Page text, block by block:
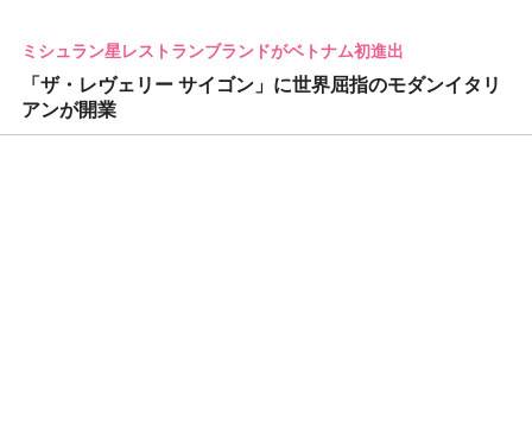
ミシュラン星レストランブランドがベトナム初進出
「ザ・レヴェリー サイゴン」に世界屈指のモダンイタリ
アンが開業